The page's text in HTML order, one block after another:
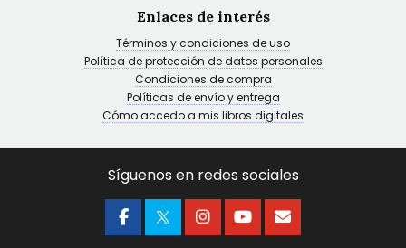
Enlaces de interés
Términos y condiciones de uso
Política de protección de datos personales
Condiciones de compra
Políticas de envío y entrega
Cómo accedo a mis libros digitales
Síguenos en redes sociales